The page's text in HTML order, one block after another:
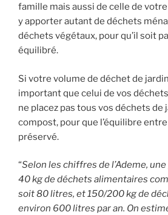
famille mais aussi de celle de
y apporter autant de déchets
déchets végétaux, pour qu’il soit
équilibré.
Si votre volume de déchet de
important que celui de vos
ne placez pas tous vos déchets de
compost, pour que l’équilibre
préservé.
“Selon les chiffres de l’Ademe,
40 kg de déchets alimentaires
soit 80 litres, et 150/200 kg de
environ 600 litres par an. On